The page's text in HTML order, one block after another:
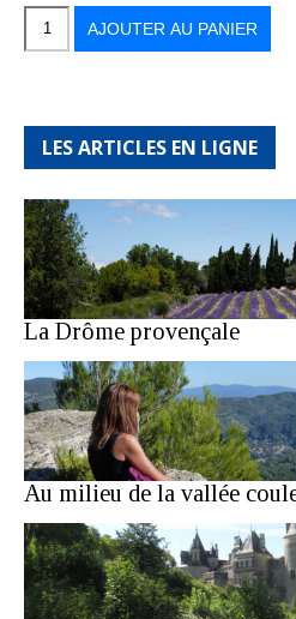
quantité
bout
AJOUTER AU PANIER
LES ARTICLES EN LIGNE
La Drôme provençale
Au milieu de la vallée